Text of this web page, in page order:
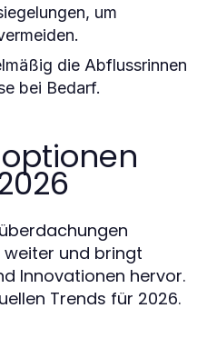
um
die Abflussrinnen
bei Bedarf.
und bringt
Innovationen hervor.
Trends für 2026.